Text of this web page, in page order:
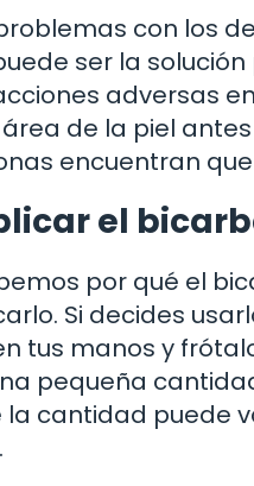
con los
ser la
adversas
de la piel
encuentran
el
por qué el
Si decides
tus manos y
pequeña
la cantidad puede